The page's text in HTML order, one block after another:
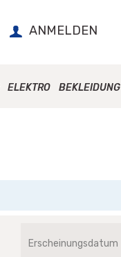
ANMELDEN
ELEKTRO BEKLEIDUNG